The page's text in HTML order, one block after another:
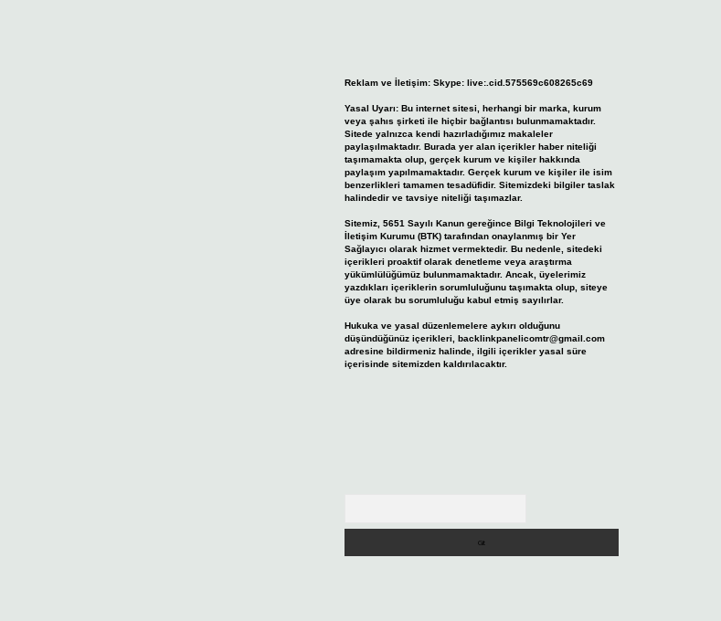
Reklam ve İletişim: Skype: live:.cid.575569c608265c69
Yasal Uyarı: Bu internet sitesi, herhangi bir marka, kurum
veya şahıs şirketi ile hiçbir bağlantısı bulunmamaktadır.
Sitede yalnızca kendi hazırladığımız makaleler
paylaşılmaktadır. Burada yer alan içerikler haber niteliği
taşımamakta olup, gerçek kurum ve kişiler hakkında
paylaşım yapılmamaktadır. Gerçek kurum ve kişiler ile isim
benzerlikleri tamamen tesadüfidir. Sitemizdeki bilgiler taslak
halindedir ve tavsiye niteliği taşımazlar.
Sitemiz, 5651 Sayılı Kanun gereğince Bilgi Teknolojileri ve
İletişim Kurumu (BTK) tarafından onaylanmış bir Yer
Sağlayıcı olarak hizmet vermektedir. Bu nedenle, sitedeki
içerikleri proaktif olarak denetleme veya araştırma
yükümlülüğümüz bulunmamaktadır. Ancak, üyelerimiz
yazdıkları içeriklerin sorumluluğunu taşımakta olup, siteye
üye olarak bu sorumluluğu kabul etmiş sayılırlar.
Hukuka ve yasal düzenlemelere aykırı olduğunu
düşündüğünüz içerikleri, backlinkpanelicomtr@gmail.com
adresine bildirmeniz halinde, ilgili içerikler yasal süre
içerisinde sitemizden kaldırılacaktır.